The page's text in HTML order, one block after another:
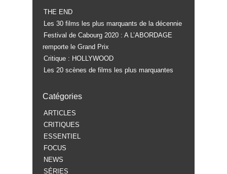
THE END
Les 30 films les plus marquants de la décennie
Festival de Cabourg 2020 : A L’ABORDAGE
remporte le Grand Prix
Critique : HOLLYWOOD
Les 20 scènes de films les plus marquantes
Catégories
ARTICLES
CRITIQUES
ESSENTIEL
FOCUS
NEWS
SÉRIES